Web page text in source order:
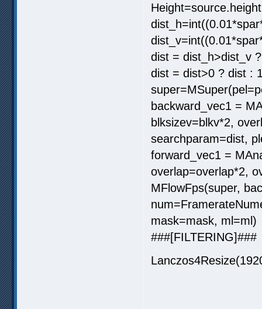
Height=source.height
dist = dist_h>dist_v
dist = dist>0 ? dist :
backward_vec1 =
blksizev=blkv*2,
searchparam=dist,
forward_vec1 =
overlap=overlap*2,
MFlowFps(super,
mask=mask, ml=ml)
###[FILTERING]###